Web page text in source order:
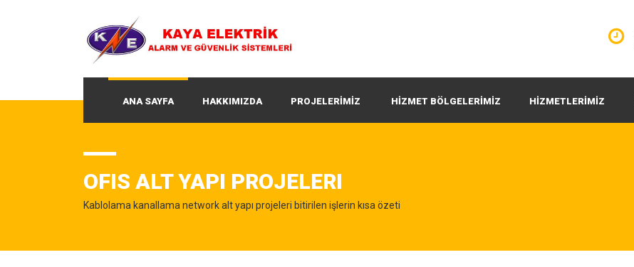
ANA SAYFA HAKKIMIZDA PROJELERİMİZ HİZMET BÖLGELERİMİZ HİZMETLERİMİZ
OFIS ALT YAPI PROJELERI
Kablolama kanallama network alt yapı projeleri bitirilen işlerin kısa özeti